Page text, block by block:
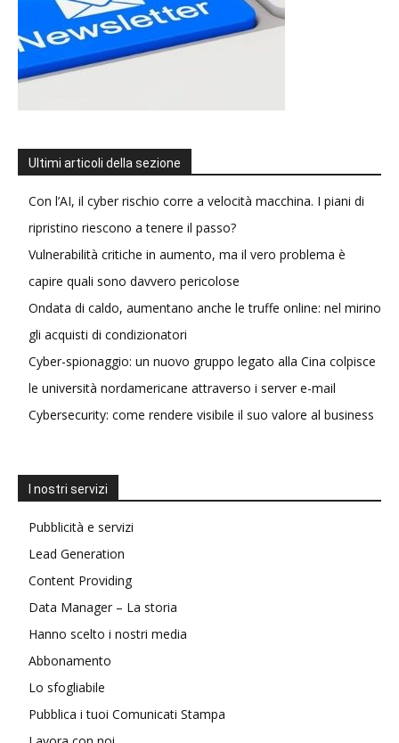
Ultimi articoli della sezione
Con l’AI, il cyber rischio corre a velocità macchina. I piani di
ripristino riescono a tenere il passo?
Vulnerabilità critiche in aumento, ma il vero problema è
capire quali sono davvero pericolose
Ondata di caldo, aumentano anche le truffe online: nel mirino
gli acquisti di condizionatori
Cyber-spionaggio: un nuovo gruppo legato alla Cina colpisce
le università nordamericane attraverso i server e-mail
Cybersecurity: come rendere visibile il suo valore al business
I nostri servizi
Pubblicità e servizi
Lead Generation
Content Providing
Data Manager – La storia
Hanno scelto i nostri media
Abbonamento
Lo sfogliabile
Pubblica i tuoi Comunicati Stampa